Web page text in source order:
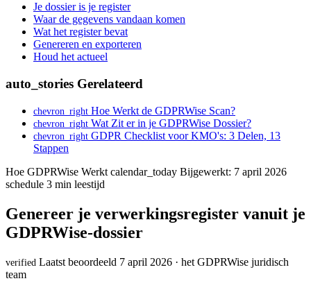
Je dossier is je register
Waar de gegevens vandaan komen
Wat het register bevat
Genereren en exporteren
Houd het actueel
auto_stories Gerelateerd
chevron_right Hoe Werkt de GDPRWise Scan?
chevron_right Wat Zit er in je GDPRWise Dossier?
chevron_right GDPR Checklist voor KMO's: 3 Delen, 13
Stappen
Hoe GDPRWise Werkt calendar_today Bijgewerkt: 7 april 2026
schedule 3 min leestijd
Genereer je verwerkingsregister vanuit je
GDPRWise-dossier
verified Laatst beoordeeld 7 april 2026 · het GDPRWise juridisch
team